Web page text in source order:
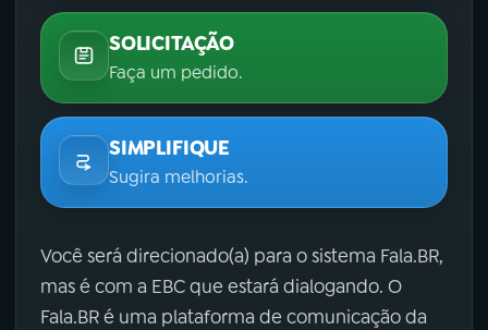
SOLICITAÇÃO
Faça um pedido.
SIMPLIFIQUE
Sugira melhorias.
Você será direcionado(a) para o sistema Fala.BR,
mas é com a EBC que estará dialogando. O
Fala.BR é uma plataforma de comunicação da